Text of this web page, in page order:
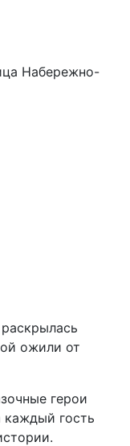
Набережно-
ожили от
герои
каждый гость